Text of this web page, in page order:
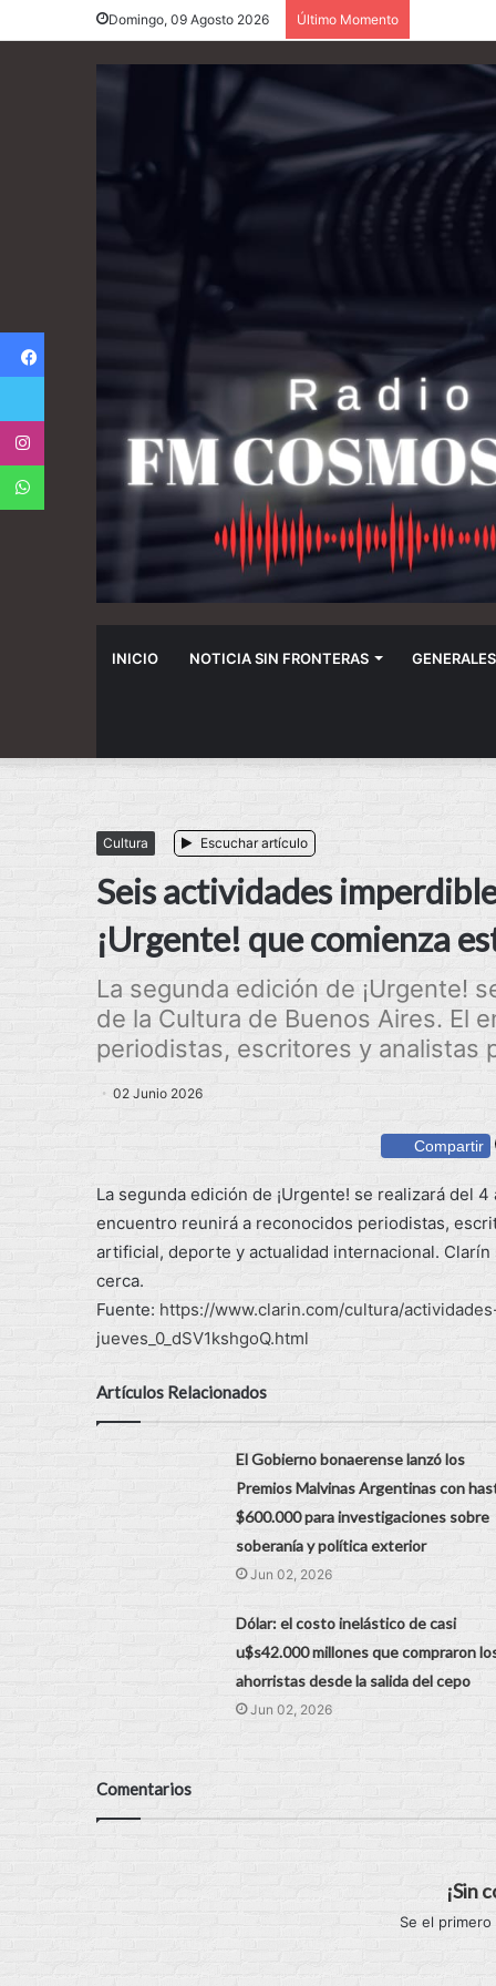
Domingo, 09 Agosto 2026 Último Momento
INICIO NOTICIA SIN FRONTERAS GENERALES
Cultura Escuchar artículo
Seis actividades
¡Urgente! que comienza
La segunda edición de ¡Urgente!
de la Cultura de Buenos Aires. El
periodistas, escritores y analistas
02 Junio 2026
Compartir
La segunda edición de ¡Urgente! se realizará del
encuentro reunirá a reconocidos periodistas,
artificial, deporte y actualidad internacional.
cerca.
Fuente: https://www.clarin.com/cultura/
jueves_0_dSV1kshgoQ.html
Artículos Relacionados
El Gobierno bonaerense lanzó los
Premios Malvinas Argentinas con
$600.000 para investigaciones sobre
soberanía y política exterior
Jun 02, 2026
Dólar: el costo inelástico de casi
u$s42.000 millones que compraron
ahorristas desde la salida del cepo
Jun 02, 2026
Comentarios
¡Sin
Se el